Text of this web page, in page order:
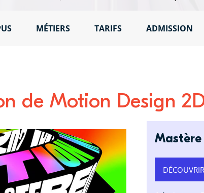
MÉTIERS TARIFS ADMISSION
de Motion Design